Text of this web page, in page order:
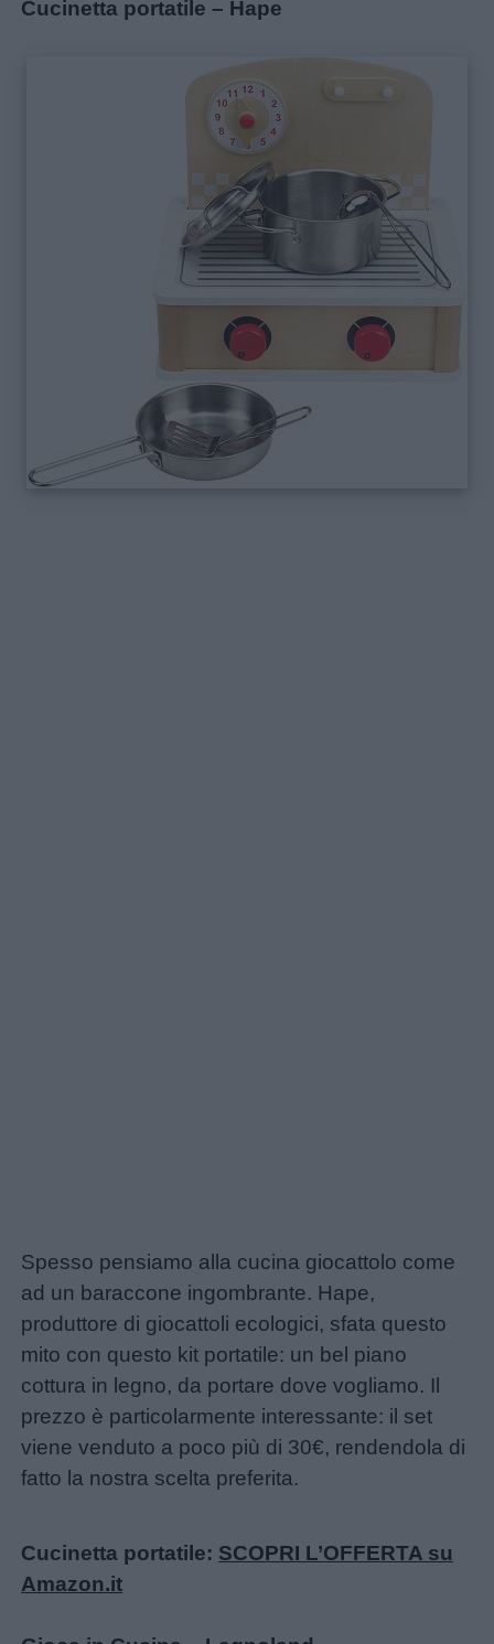
Cucinetta portatile – Hape
Spesso pensiamo alla cucina giocattolo come
ad un baraccone ingombrante. Hape,
produttore di giocattoli ecologici, sfata questo
mito con questo kit portatile: un bel piano
cottura in legno, da portare dove vogliamo. Il
prezzo è particolarmente interessante: il set
viene venduto a poco più di 30€, rendendola di
fatto la nostra scelta preferita.
Cucinetta portatile: SCOPRI L’OFFERTA su
Amazon.it